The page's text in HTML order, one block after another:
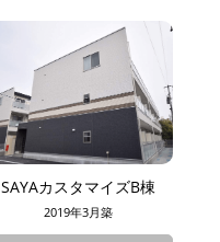
SAYAカスタマイズB棟
2019年3月築